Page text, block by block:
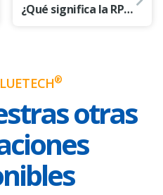
¿Qué significa la RPA impulsada por IA para las empresas?
®
otras